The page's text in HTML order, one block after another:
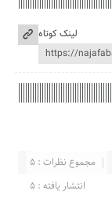
لینک کوتاه
مجموع نظرات : 5
انتشار یافته : 5